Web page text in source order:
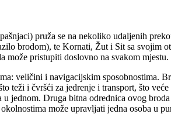
pruža se na nekoliko udaljenih
brodom), te Kornati, Žut i Sit sa svojim
može pristupiti doslovno na svakom mjestu.
veličini i navigacijskim sposobnostima.
teži i čvršći za jedrenje i transport, što
jednom. Druga bitna odrednica ovog
može upravljati jedna osoba u